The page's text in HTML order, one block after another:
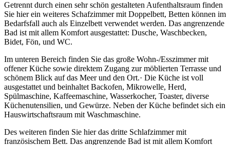
Getrennt durch einen sehr schön gestalteten Aufenthaltsraum finden
Sie hier ein weiteres Schafzimmer mit Doppelbett, Betten können im
Bedarfsfall auch als Einzelbett verwendet werden. Das angrenzende
Bad ist mit allem Komfort ausgestattet: Dusche, Waschbecken,
Bidet, Fön, und WC.
Im unteren Bereich finden Sie das große Wohn-/Esszimmer mit
offener Küche sowie direktem Zugang zur möblierten Terrasse und
schönem Blick auf das Meer und den Ort.· Die Küche ist voll
ausgestattet und beinhaltet Backofen, Mikrowelle, Herd,
Spülmaschine, Kaffeemaschine, Wasserkocher, Toaster, diverse
Küchenutensilien, und Gewürze. Neben der Küche befindet sich ein
Hauswirtschaftsraum mit Waschmaschine.
Des weiteren finden Sie hier das dritte Schlafzimmer mit
französischem Bett. Das angrenzende Bad ist mit allem Komfort